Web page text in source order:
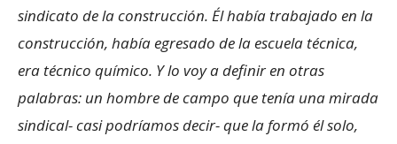
sindicato de la construcción. Él había trabajado en la
construcción, había egresado de la escuela técnica,
era técnico químico. Y lo voy a definir en otras
palabras: un hombre de campo que tenía una mirada
sindical- casi podríamos decir- que la formó él solo,